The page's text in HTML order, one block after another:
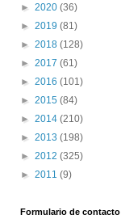
► 2020 (36)
► 2019 (81)
► 2018 (128)
► 2017 (61)
► 2016 (101)
► 2015 (84)
► 2014 (210)
► 2013 (198)
► 2012 (325)
► 2011 (9)
Formulario de contacto